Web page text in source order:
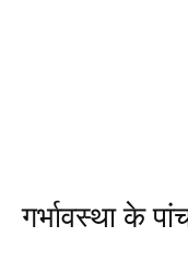
गर्भावस्था के